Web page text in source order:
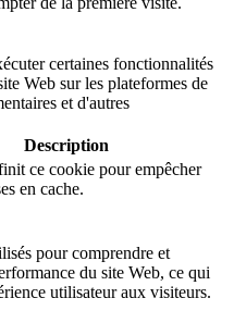
certaines fonctionnalités
Web sur les plateformes de
et d'autres
Description
ce cookie pour empêcher
en cache.
pour comprendre et
du site Web, ce qui
utilisateur aux visiteurs.